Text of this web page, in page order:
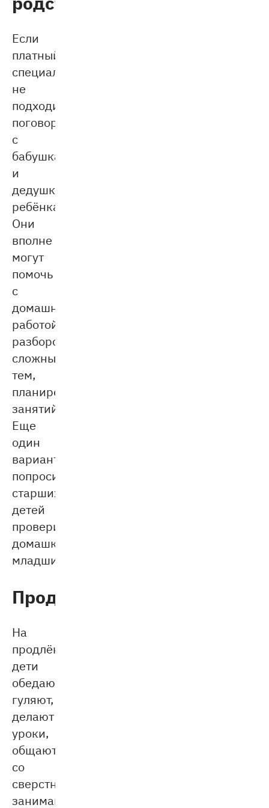
Если
платный
специалист
не
подходит,
поговорите
с
бабушками
и
дедушками
ребёнка.
Они
вполне
могут
помочь
с
домашней
работой,
разбором
сложных
тем,
планированием
занятий.
Еще
один
вариант:
попросить
старших
детей
проверить
домашку
младших.
Продлёнка
На
продлёнке
дети
обедают,
гуляют,
делают
уроки,
общаются
со
сверстниками,
занимаются